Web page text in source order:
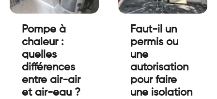
Pompe à
chaleur :
quelles
différences
entre air-air
et air-eau ?
Faut-il un
permis ou
une
autorisation
pour faire
une isolation